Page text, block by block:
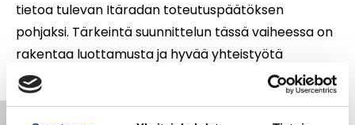
tietoa tulevan Itäradan toteutuspäätöksen
pohjaksi. Tärkeintä suunnittelun tässä vaiheessa on
rakentaa luottamusta ja hyvää yhteistyötä
kumppaneidemme välille, Portaankorva summaa.